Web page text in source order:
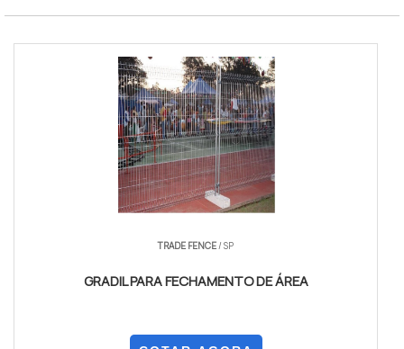
TRADE FENCE/ SP
GRADIL PARA FECHAMENTO DE ÁREA